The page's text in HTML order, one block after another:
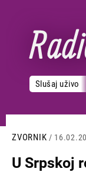
sadržaj
Slušaj uživo
ZVORNIK /
U Srpskoj